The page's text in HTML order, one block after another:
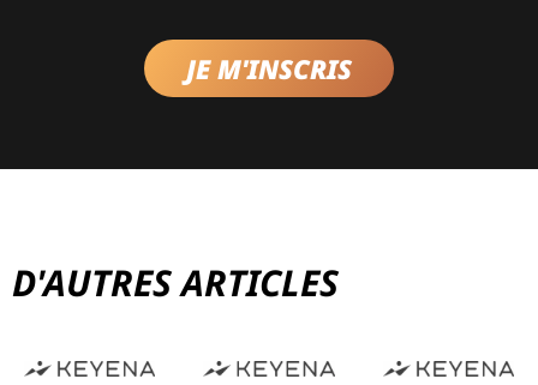
JE M'INSCRIS
D'AUTRES ARTICLES